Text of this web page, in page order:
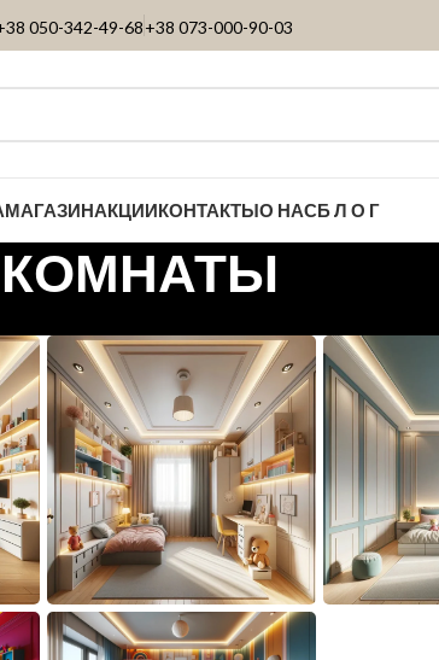
050-342-49-68+38 073-000-90-03
МАГАЗИНАКЦИИКОНТАКТЫО НАСБ Л О Г